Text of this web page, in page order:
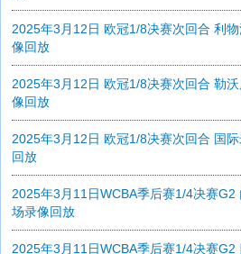
2025年3月12日 欧冠1/8决赛次回合 利
像回放
2025年3月12日 欧冠1/8决赛次回合 勒
像回放
2025年3月12日 欧冠1/8决赛次回合 国
回放
2025年3月11日WCBA季后赛1/4决赛
场录像回放
2025年3月11日WCBA季后赛1/4决赛G2